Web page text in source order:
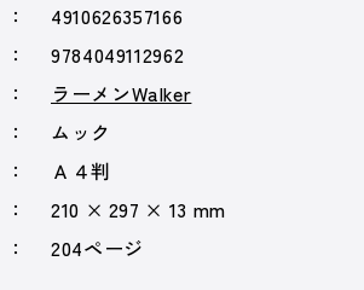
4910626357166
9784049112962
ラーメンWalker
ムック
Ａ４判
210 × 297 × 13 mm
204ページ